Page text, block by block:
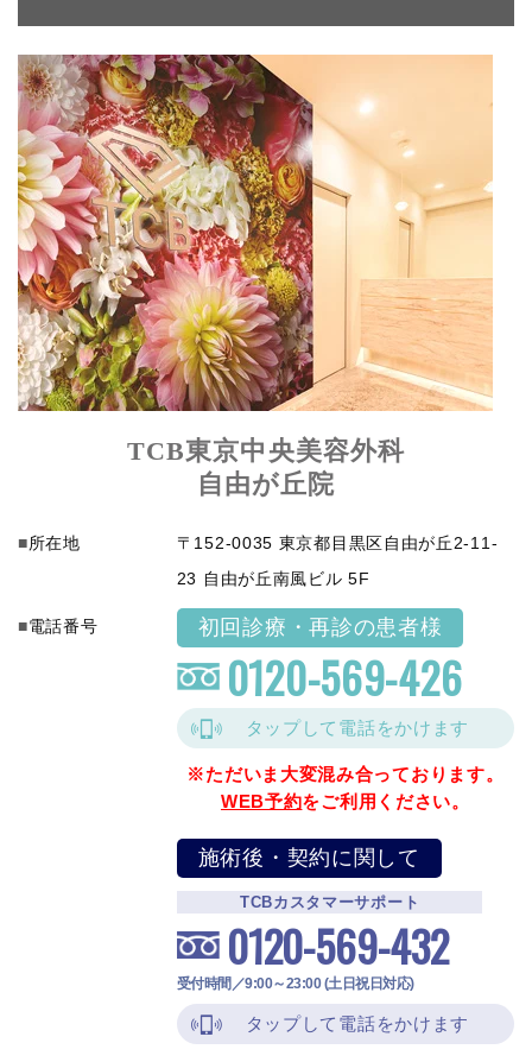
TCB東京中央美容外科
自由が丘院
所在地
〒152-0035 東京都目黒区自由が丘2-11-
23 自由が丘南風ビル 5F
電話番号 初回診療・再診の患者様
0120-569-426
タップして電話をかけます
※ただいま大変混み合っております。
WEB予約をご利用ください。
施術後・契約に関して
TCBカスタマーサポート
0120-569-432
受付時間／9:00～23:00 (土日祝日対応)
タップして電話をかけます